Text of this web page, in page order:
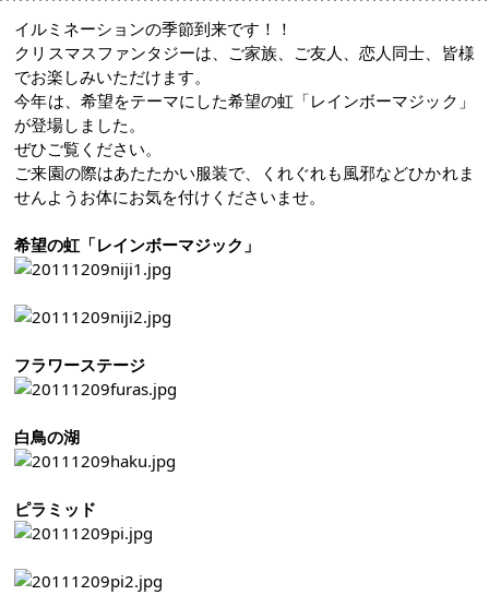
イルミネーションの季節到来です！！
クリスマスファンタジーは、ご家族、ご友人、恋人同士、皆様
でお楽しみいただけます。
今年は、希望をテーマにした希望の虹「レインボーマジック」
が登場しました。
ぜひご覧ください。
ご来園の際はあたたかい服装で、くれぐれも風邪などひかれま
せんようお体にお気を付けくださいませ。
希望の虹「レインボーマジック」
フラワーステージ
白鳥の湖
ピラミッド